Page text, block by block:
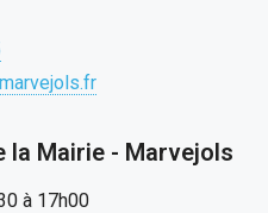
la Mairie - Marvejols
à 17h00